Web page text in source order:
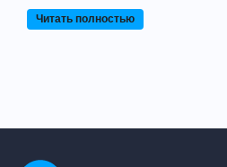
Читать полностью